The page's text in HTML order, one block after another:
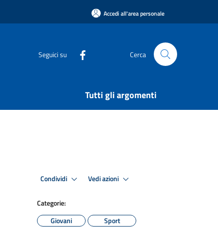
Accedi all'area personale
Seguici su Cerca
Tutti gli argomenti
Condividi Vedi azioni
Categorie:
Giovani
Sport